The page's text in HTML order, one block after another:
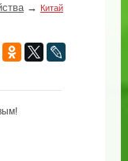
→ Китай